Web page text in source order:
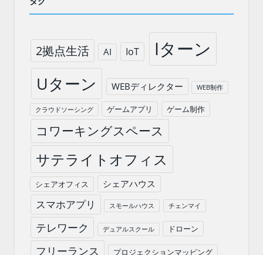
2拠点生活 AI IoT Iターン
Uターン WEBディレクター WEB制作
クラウドソーシング ゲームアプリ ゲーム制作
コワーキングスペース
サテライトオフィス
シェアオフィス シェアハウス
スマホアプリ スモールハウス チェンマイ
テレワーク デュアルスクール ドローン
フリーランス プロジェクションマッピング